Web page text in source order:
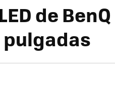
de
pulgadas